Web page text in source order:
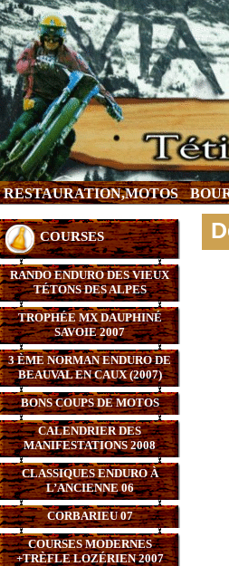
RESTAURATION,MOTOS
COURSES
RANDO ENDURO DES VIEUX
TÉTONS DES ALPES
TROPHÉE MX DAUPHINÉ
SAVOIE 2007
3 ÈME NORMAN ENDURO DE
BEAUVAL EN CAUX (2007)
BONS COUPS DE MOTOS
CALENDRIER DES
MANIFESTATIONS 2008
CLASSIQUES ENDURO À
L’ANCIENNE 06
CORBARIEU 07
COURSES MODERNES
+TRÈFLE LOZÉRIEN 2007